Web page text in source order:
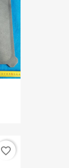
favorite_border